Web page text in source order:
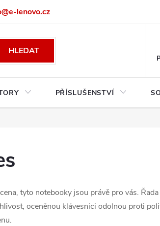
lenovo.cz
HLEDAT
PŘÍSLUŠENSTVÍ
tyto notebooky jsou právě pro vás.
oceněnou klávesnici odolnou proti